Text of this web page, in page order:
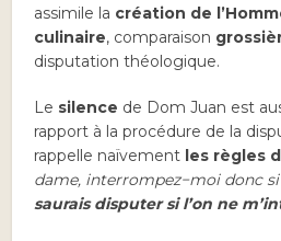
assimile la création de
culinaire, comparaison
disputation théologique.
Le silence de Dom Juan est
rapport à la procédure de la
rappelle naïvement les règles
dame, interrompez−moi donc
saurais disputer si l’on ne